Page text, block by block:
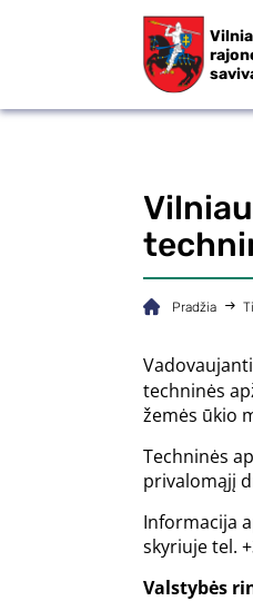
Pradžia
techninės
žemės ūkio
Techninės
privalomąjį
Informacija
skyriuje tel.
Valstybės